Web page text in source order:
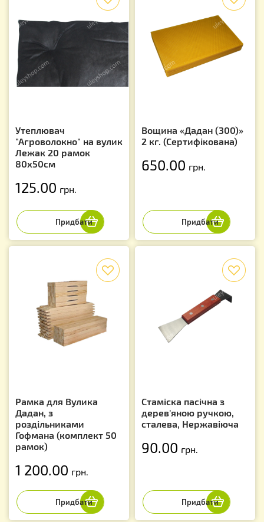
Утеплювач
"Агроволокно" на вулик
Лежак 20 рамок
80х50см
125.00 грн.
Вощина «Дадан (300)»
2 кг. (Сертифікована)
650.00 грн.
Рамка для Вулика
Дадан, з
роздільниками
Гофмана (комплект 50
рамок)
1 200.00 грн.
Стаміска пасічна з
дерев'яною ручкою,
сталева, Нержавіюча
90.00 грн.